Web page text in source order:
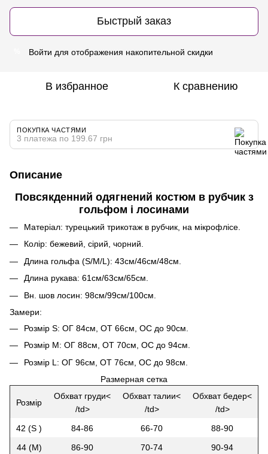
Быстрый заказ
Войти для отображения накопительной скидки
В избранное К сравнению
ПОКУПКА ЧАСТЯМИ
3 платежа по 199.67 грн
Описание
Повсякденний одягнений костюм в рубчик з
гольфом і лосинами
Матеріал: турецький трикотаж в рубчик, на мікрофлісе.
Колір: бежевий, сірий, чорний.
Длина гольфа (S/M/L): 43см/46см/48см.
Длина рукава: 61см/63см/65см.
Вн. шов лосин: 98см/99см/100см.
Замери:
Розмір S: ОГ 84см, ОТ 66см, ОС до 90см.
Розмір М: ОГ 88см, ОТ 70см, ОС до 94см.
Розмір L: ОГ 96см, ОТ 76см, ОС до 98см.
Размерная сетка
Розмір
Обхват груди<
/td>
Обхват талии<
/td>
Обхват бедер<
/td>
42 (S ) 84-86 66-70
88-90
44 (М)
86-90 70-74 90-94